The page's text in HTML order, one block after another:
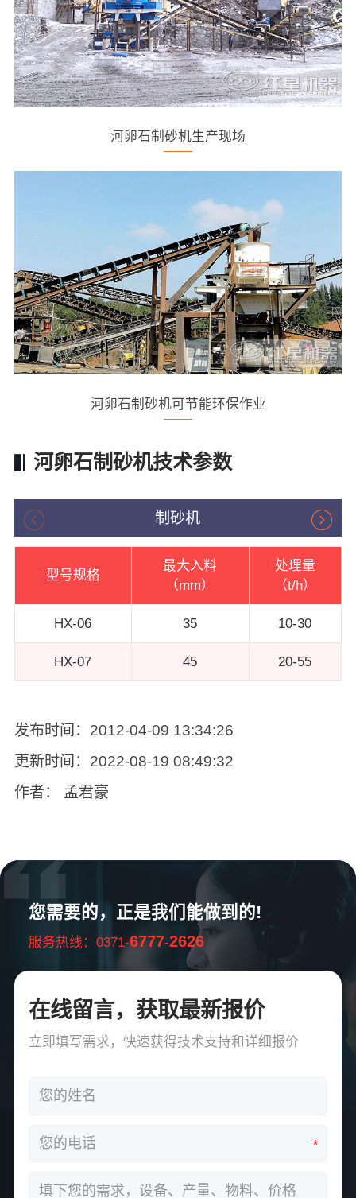
河卵石制砂机生产现场
河卵石制砂机可节能环保作业
河卵石制砂机技术参数
制砂机
型号规格
最大入料
（mm）
处理量
（t/h）
HX-06 35 10-30
HX-07 45
20-55
发布时间：2012-04-09 13:34:26
更新时间：2022-08-19 08:49:32
作者： 孟君豪
您需要的，正是我们能做到的!
服务热线：0371-6777-2626
在线留言，获取最新报价
立即填写需求，快速获得技术支持和详细报价
*